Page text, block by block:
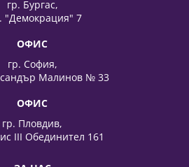
гр. Бургас,
"Демокрация" 7
ОФИС
гр. София,
Малинов № 33
ОФИС
гр. Пловдив,
III Обединител 161